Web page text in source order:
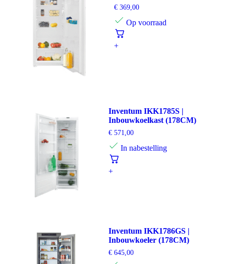
€369,00
Op voorraad
+
Inventum IKK1785S |
Inbouwkoelkast (178CM)
€571,00
In nabestelling
+
Inventum IKK1786GS |
Inbouwkoeler (178CM)
€ 645,00